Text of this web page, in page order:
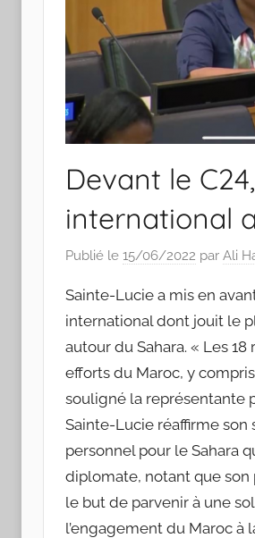
Devant le
international
Publié le 15/06/2022 par Ali
Sainte-Lucie a mis en
international dont jouit le
autour du Sahara. « Les
efforts du Maroc, y
souligné la représentante
Sainte-Lucie réaffirme son
personnel pour le Sahara
diplomate, notant que son
le but de parvenir à une
l’engagement du Maroc